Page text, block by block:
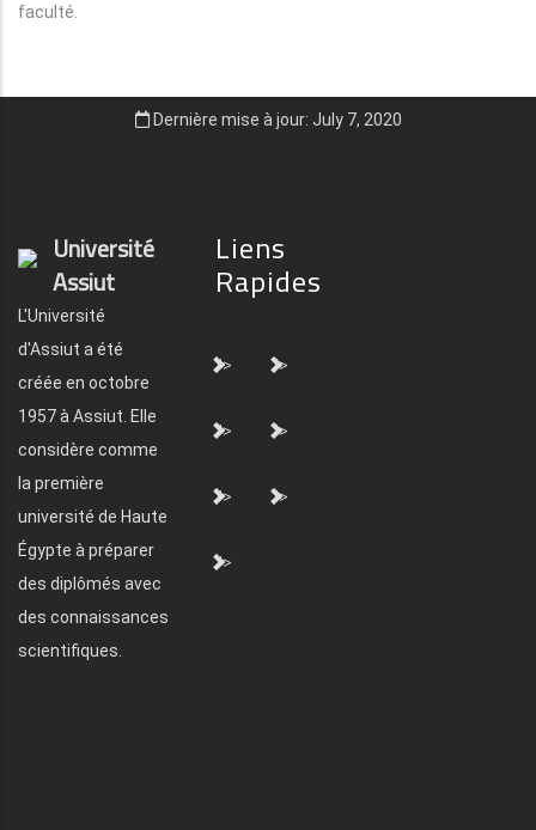
faculté.
Dernière mise à jour: July 7, 2020
Université
Assiut
L'Université
d'Assiut a été
créée en octobre
1957 à Assiut. Elle
considère comme
la première
université de Haute
Égypte à préparer
des diplômés avec
des connaissances
scientifiques.
Liens
Rapides
"> ">
"> ">
"> ">
">